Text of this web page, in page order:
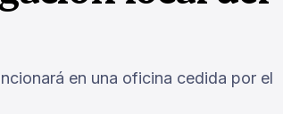
en una oficina cedida por el